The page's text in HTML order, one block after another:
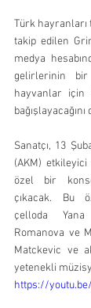
Türk hayranları
takip edilen
medya
gelirlerinin bir
hayvanlar için
bağışlayacağını
Sanatçı, 13
(AKM)
özel bir
çıkacak. Bu
çelloda
Romanova ve
Matckevic ve
yetenekli
https://